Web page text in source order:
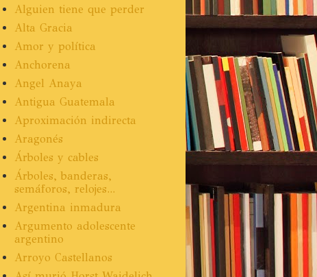
Alguien tiene que perder
Alta Gracia
Amor y política
Anchorena
Angel Anaya
Antigua Guatemala
Aproximación indirecta
Aragonés
Árboles y cables
Árboles, banderas,
semáforos, relojes...
Argentina inmadura
Argumento adolescente
argentino
Arroyo Castellanos